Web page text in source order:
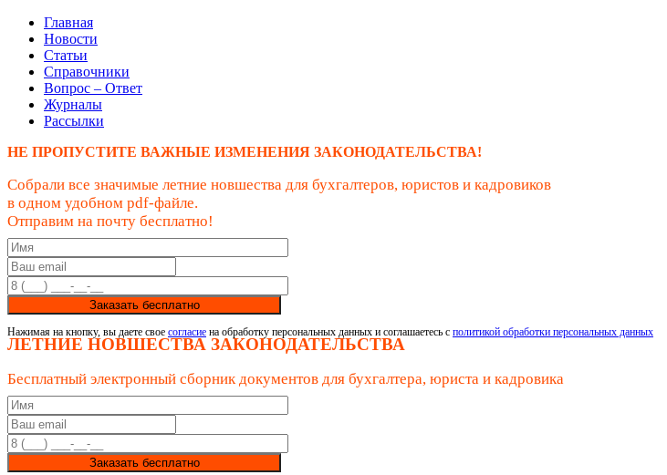
Главная
Новости
Статьи
Справочники
Вопрос – Ответ
Журналы
Рассылки
НЕ ПРОПУСТИТЕ ВАЖНЫЕ ИЗМЕНЕНИЯ ЗАКОНОДАТЕЛЬСТВА!
Собрали все значимые летние новшества для бухгалтеров, юристов и кадровиков
в одном удобном pdf-файле.
Отправим на почту бесплатно!
Заказать бесплатно
Нажимая на кнопку, вы даете свое согласие на обработку персональных данных и соглашаетесь с политикой обработки персональных данных
ЛЕТНИЕ НОВШЕСТВА ЗАКОНОДАТЕЛЬСТВА
Бесплатный электронный сборник документов для бухгалтера, юриста и кадровика
Заказать бесплатно